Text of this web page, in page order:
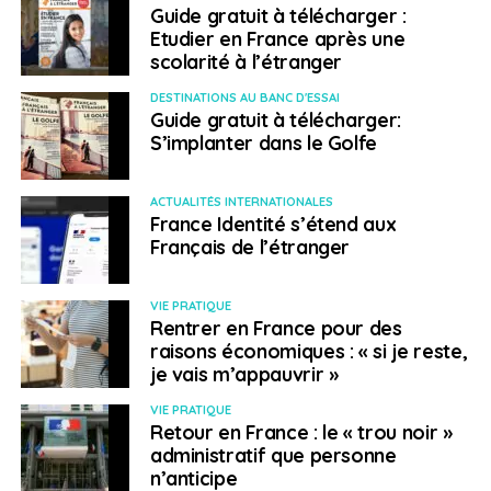
assumées.
Faute de données officielles, difficile d’en mesurer
précisément l’évolution, même si certaines structures
transpartisanes comme l’Alliance Solidaire des Français
de l’étranger (ASFE) revendiquent ce positionnement
hybride. «Il y a des gens de gauche et de droite. C’est
une organisation de Français de l’étranger avant tout
souligne Alaric Bourgoin. Résultat : plus que des
étiquettes, ce sont souvent les profils, les réseaux et la
notoriété locale qui structurent le vote.
Des campagnes peu
coûteuses… mais très
engageantes
Guide gratuit à télécharger :
Etudier en France après une
scolarité à l’étranger
DESTINATIONS AU BANC D'ESSAI
Guide gratuit à télécharger:
S’implanter dans le Golfe
ACTUALITÉS INTERNATIONALES
France Identité s’étend aux
Français de l’étranger
VIE PRATIQUE
Rentrer en France pour des
raisons économiques : « si je reste,
je vais m’appauvrir »
VIE PRATIQUE
Retour en France : le « trou noir »
administratif que personne
n’anticipe